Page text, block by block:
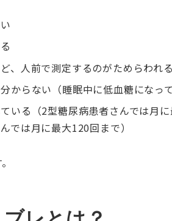
、人前で測定するのがためらわれる
からない（睡眠中に低血糖になっ
いる（2型糖尿病患者さんでは月
では月に最大120回まで）